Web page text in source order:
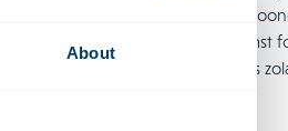
About
te beëindigen na afloop van de
waarbij de arbeidsovereenkomst
verschuldigd is